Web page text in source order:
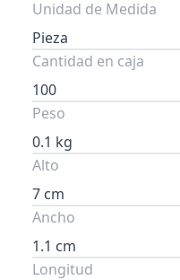
Unidad de Medida
Pieza
Cantidad en caja
100
Peso
0.1 kg
Alto
7 cm
Ancho
1.1 cm
Longitud